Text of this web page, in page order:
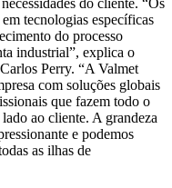
tecnologias específicas
do processo
industrial”, explica o
Perry. “A Valmet
com soluções globais
que fazem todo o
ao cliente. A grandeza
e podemos
as ilhas de